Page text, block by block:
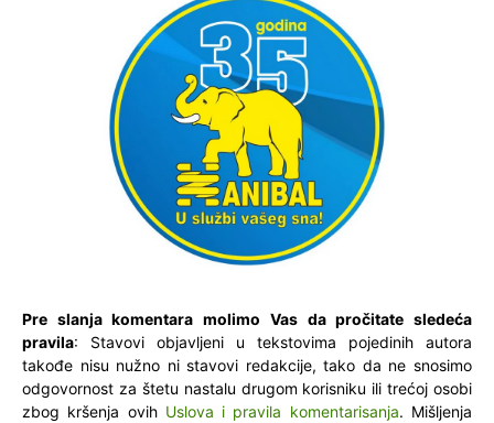
Pre slanja komentara molimo Vas da pročitate sledeća
pravila: Stavovi objavljeni u tekstovima pojedinih autora
takođe nisu nužno ni stavovi redakcije, tako da ne snosimo
odgovornost za štetu nastalu drugom korisniku ili trećoj osobi
zbog kršenja ovih Uslova i pravila komentarisanja. Mišljenja